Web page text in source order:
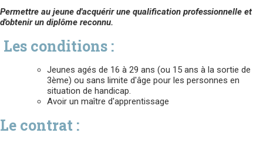
Permettre au jeune d'acquérir une qualification professionnelle et
d'obtenir un diplôme reconnu.
Les conditions :
Jeunes agés de 16 à 29 ans (ou 15 ans à la sortie de
3ème) ou sans limite d'âge pour les personnes en
situation de handicap.
Avoir un maître d'apprentissage
Le contrat :